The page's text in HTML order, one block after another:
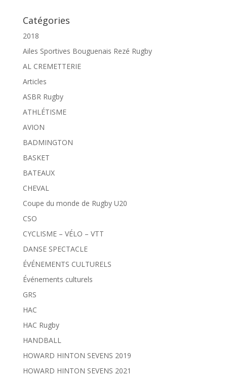
Catégories
2018
Ailes Sportives Bouguenais Rezé Rugby
AL CREMETTERIE
Articles
ASBR Rugby
ATHLÉTISME
AVION
BADMINGTON
BASKET
BATEAUX
CHEVAL
Coupe du monde de Rugby U20
CSO
CYCLISME – VÉLO – VTT
DANSE SPECTACLE
ÉVÉNEMENTS CULTURELS
Événements culturels
GRS
HAC
HAC Rugby
HANDBALL
HOWARD HINTON SEVENS 2019
HOWARD HINTON SEVENS 2021